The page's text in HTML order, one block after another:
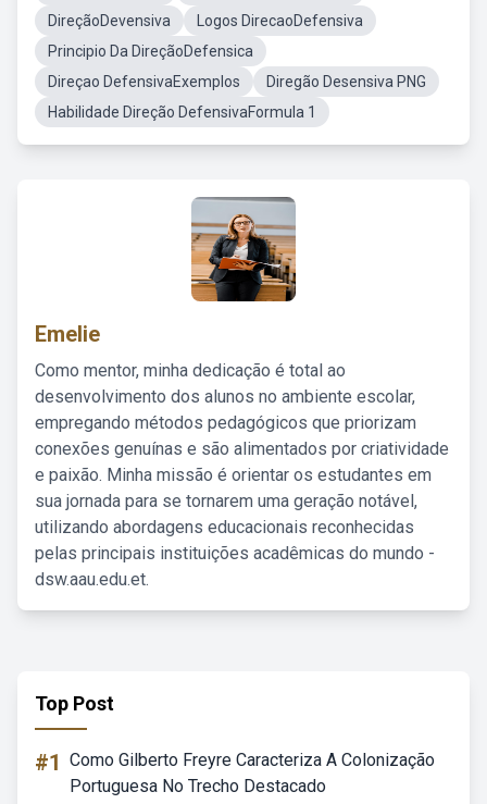
DireçãoDevensiva
Logos DirecaoDefensiva
Principio Da DireçãoDefensica
Direçao DefensivaExemplos
Diregão Desensiva PNG
Habilidade Direção DefensivaFormula 1
Emelie
Como mentor, minha dedicação é total ao
desenvolvimento dos alunos no ambiente escolar,
empregando métodos pedagógicos que priorizam
conexões genuínas e são alimentados por criatividade
e paixão. Minha missão é orientar os estudantes em
sua jornada para se tornarem uma geração notável,
utilizando abordagens educacionais reconhecidas
pelas principais instituições acadêmicas do mundo -
dsw.aau.edu.et.
Top Post
#1 Como Gilberto Freyre Caracteriza A Colonização
Portuguesa No Trecho Destacado